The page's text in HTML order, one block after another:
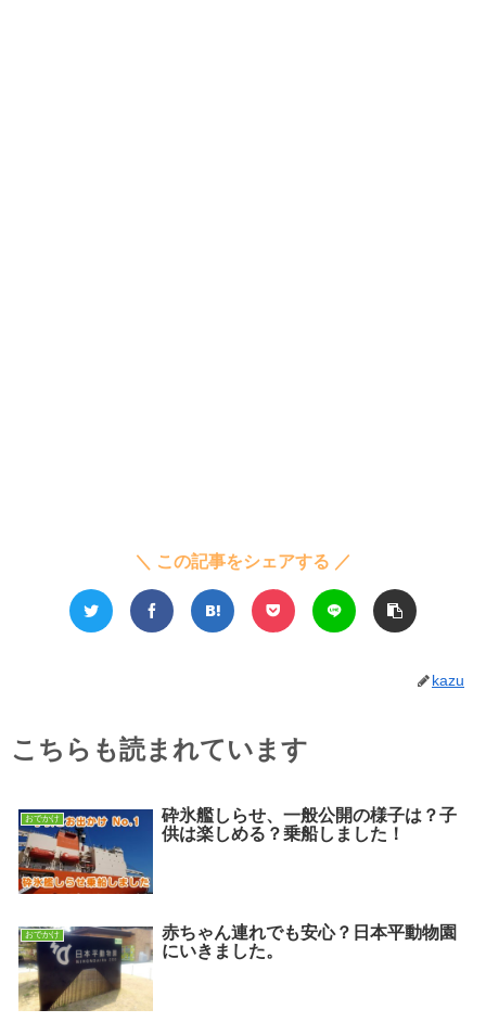
＼ この記事をシェアする ／
kazu
こちらも読まれています
おでかけ
砕氷艦しらせ、一般公開の様子は？子
供は楽しめる？乗船しました！
おでかけ
赤ちゃん連れでも安心？日本平動物園
にいきました。